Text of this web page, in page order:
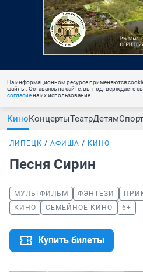
На информационном ресурсе применяются
файлы. Оставаясь на сайте, вы подтверждаете
согласиена их использование.
КиноКонцертыТеатрДетямСпорт
ЛИПЕЦК АФИША КИНО
Песня Сирин
МУЛЬТФИЛЬМ ФЭНТЕЗИ
КИНО
СЕМЕЙНОЕ КИНО 6+
Купить билеты